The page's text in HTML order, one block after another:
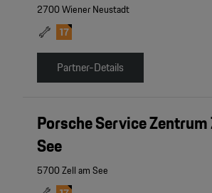
2700 Wiener Neustadt
Partner-Details
Porsche Service
See
5700 Zell am See